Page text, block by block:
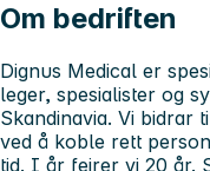
Om bedriften
Dignus Medical er
leger, spesialister og
Skandinavia. Vi bidrar
ved å koble rett
tid. I år feirer vi 20 år.